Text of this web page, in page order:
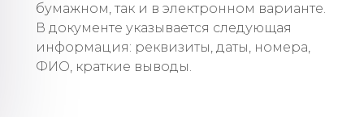
бумажном, так и в электронном варианте.
В документе указывается следующая
информация: реквизиты, даты, номера,
ФИО, краткие выводы.